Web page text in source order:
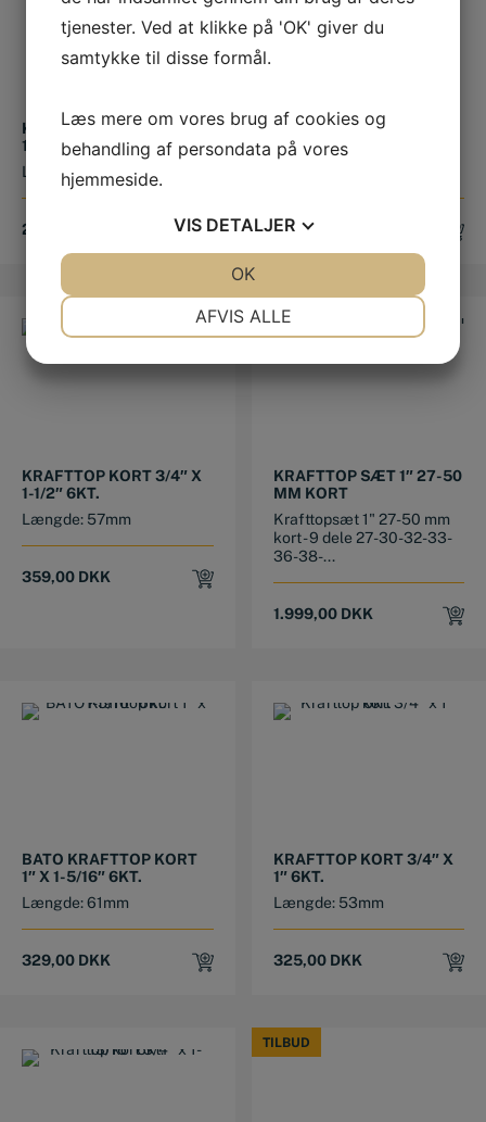
KRAFTTOP KORT 3/4″ X
1-3/8″ 6KT.
Længde: 57mm
299,00
KRAFTTOP KORT 3/4″ X
2″ 6KT.
395,00
KRAFTTOP KORT 3/4″ X
1-1/2″ 6KT.
Længde: 57mm
359,00 DKK
KRAFTTOP SÆT 1″ 27-50
MM KORT
Krafttopsæt 1" 27-50 mm
kort - 9 dele 27-30-32-33-
36-38-...
1.999,00 DKK
BATO KRAFTTOP KORT
1″ X 1-5/16″ 6KT.
Længde: 61mm
329,00 DKK
KRAFTTOP KORT 3/4″ X
1″ 6KT.
Længde: 53mm
325,00 DKK
TILBUD
TILBUD
tjenester. Ved at klikke på 'OK' giver du
samtykke til disse formål.
Læs mere om vores brug af cookies og
behandling af persondata på vores
hjemmeside.
VIS DETALJER
AFVIS ALLE
OK